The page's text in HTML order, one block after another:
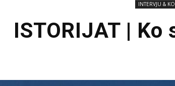
INTERVJU &
ISTORIJAT |